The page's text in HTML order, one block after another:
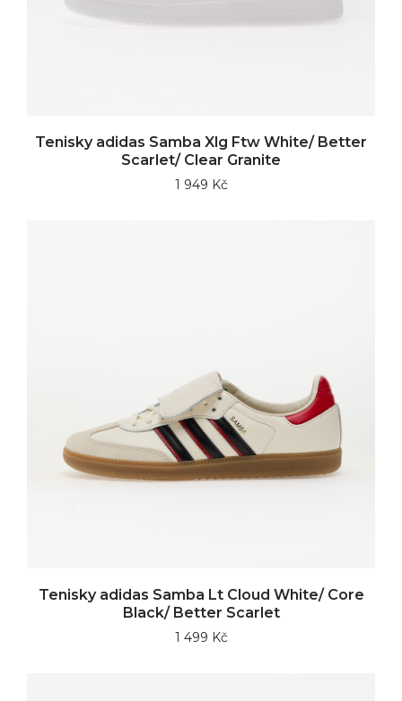
Tenisky adidas Samba Xlg Ftw White/ Better
Scarlet/ Clear Granite
1 949 Kč
Tenisky adidas Samba Lt Cloud White/ Core
Black/ Better Scarlet
1 499 Kč